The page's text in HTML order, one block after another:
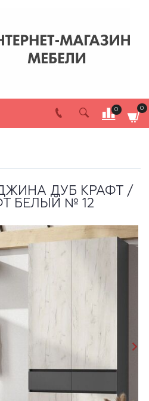
0 0
ДУБ КРАФТ /
БЕЛЫЙ № 12